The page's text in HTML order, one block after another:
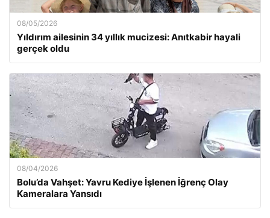
08/05/2026
Yıldırım ailesinin 34 yıllık mucizesi: Anıtkabir hayali
gerçek oldu
08/04/2026
Bolu’da Vahşet: Yavru Kediye İşlenen İğrenç Olay
Kameralara Yansıdı